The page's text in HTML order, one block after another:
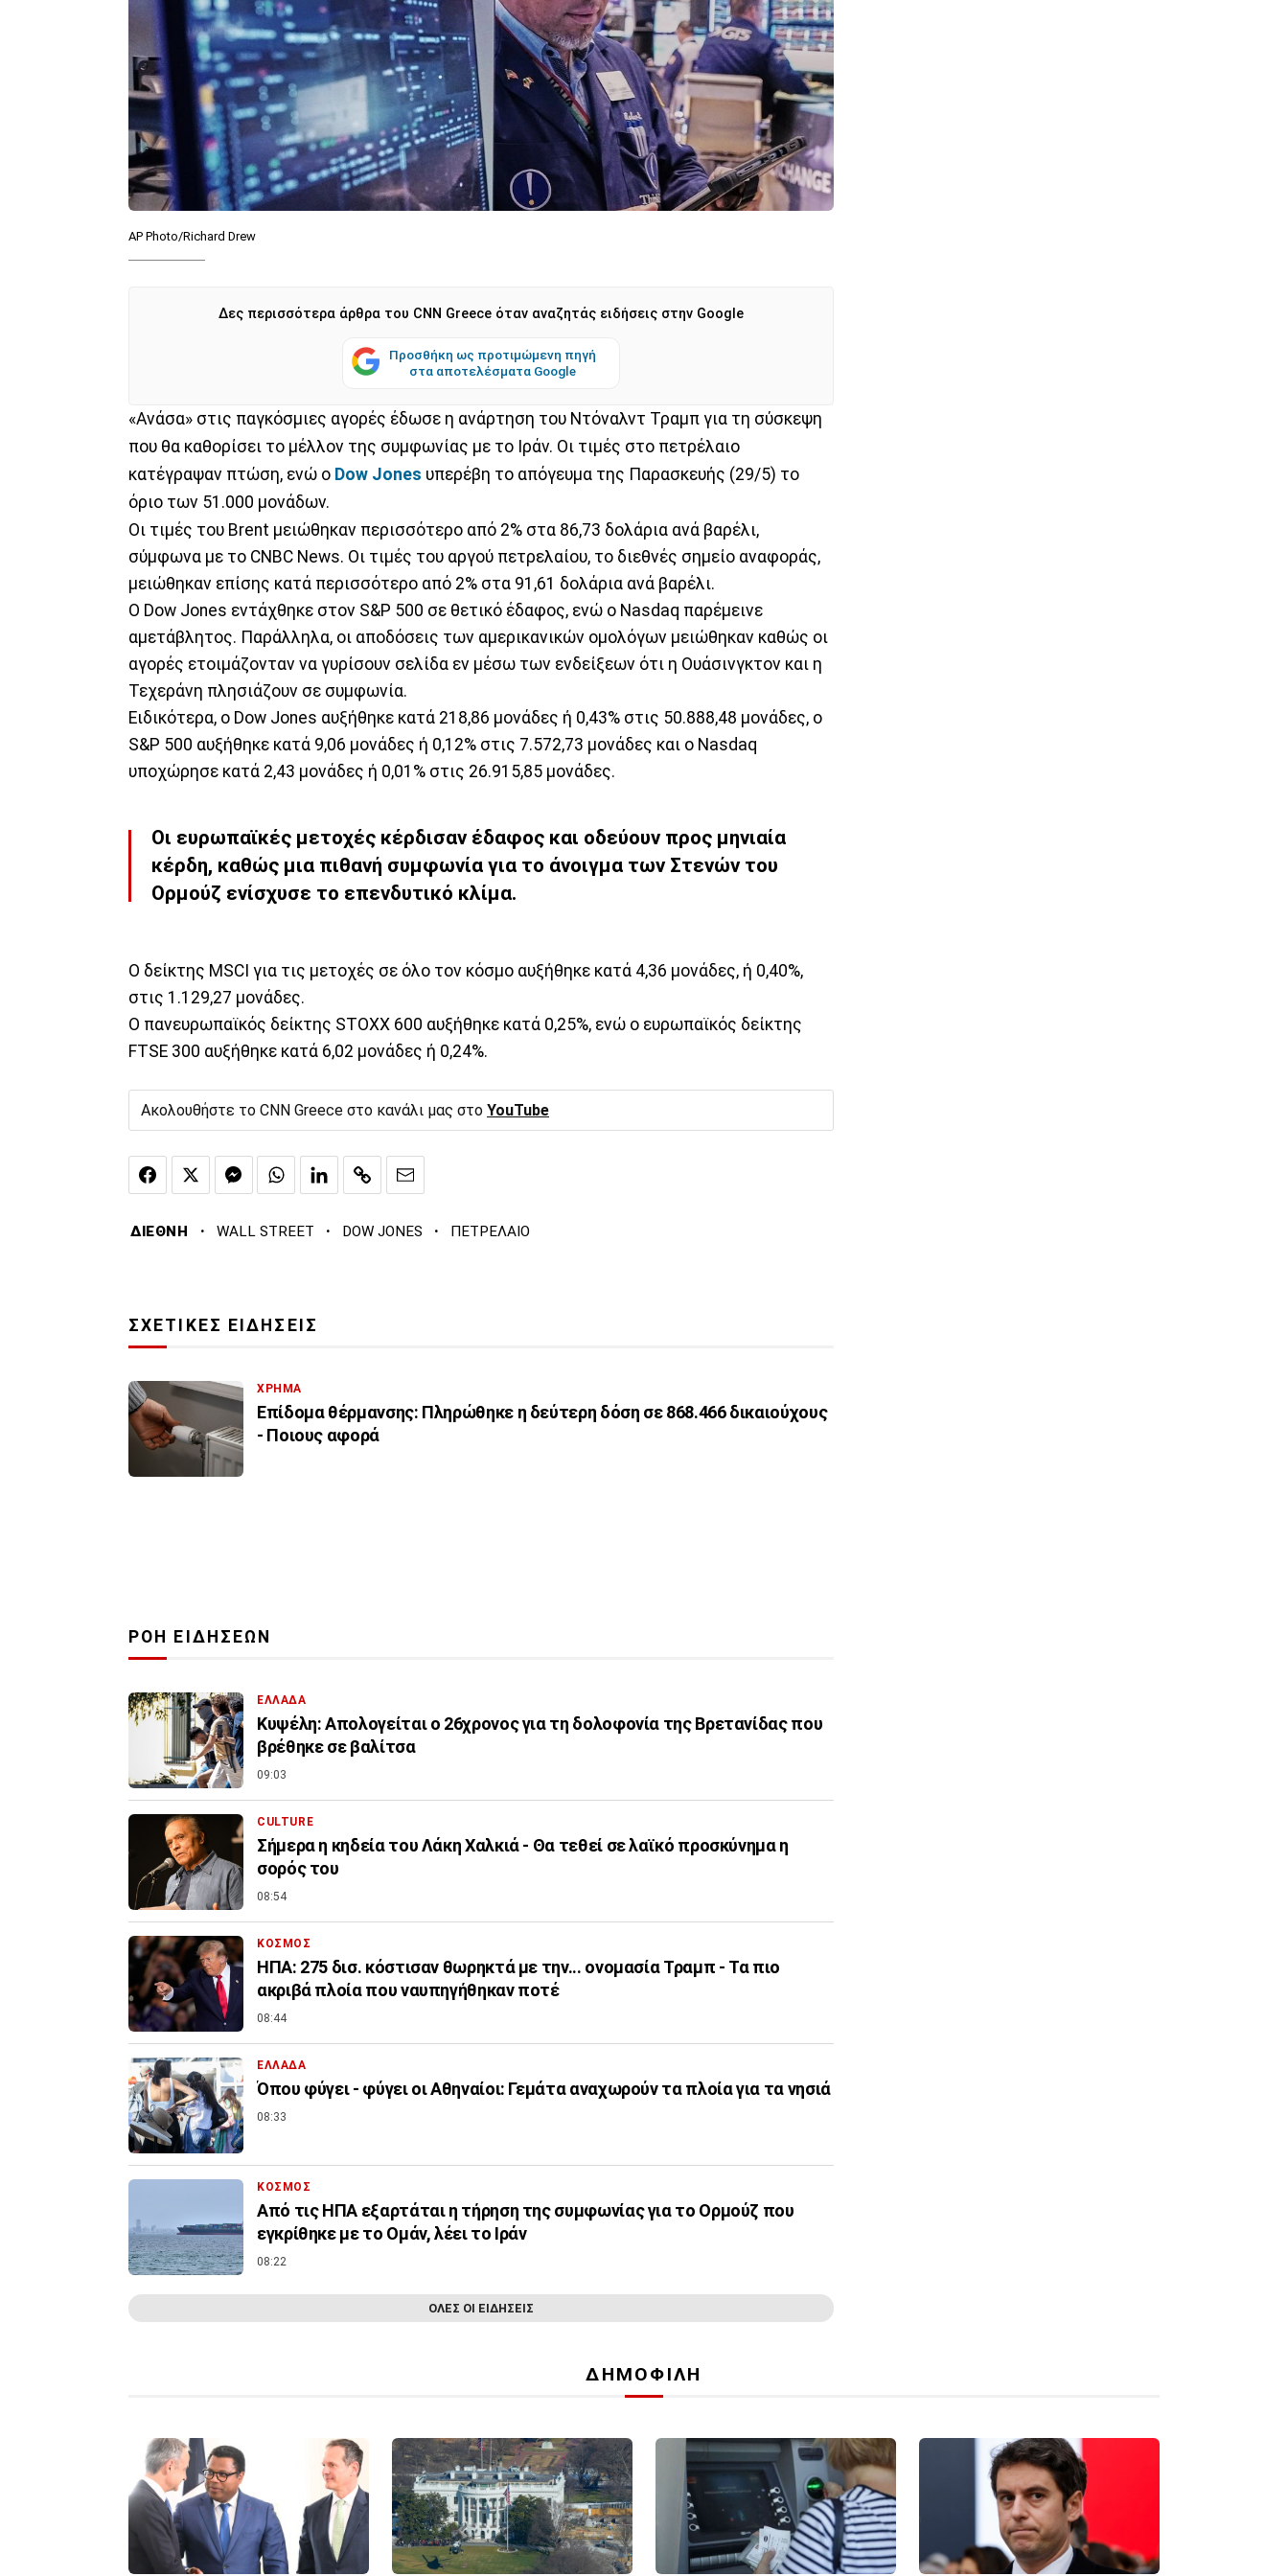
AP Photo/Richard Drew
Δες περισσότερα άρθρα του CNN Greece όταν αναζητάς ειδήσεις στην Google
Προσθήκη ως προτιμώμενη πηγή
στα αποτελέσματα Google
«Ανάσα» στις παγκόσμιες αγορές έδωσε η ανάρτηση του Ντόναλντ Τραμπ για τη σύσκεψη
που θα καθορίσει το μέλλον της συμφωνίας με το Ιράν. Οι τιμές στο πετρέλαιο
κατέγραψαν πτώση, ενώ ο Dow Jones υπερέβη το απόγευμα της Παρασκευής (29/5) το
όριο των 51.000 μονάδων.
Οι τιμές του Brent μειώθηκαν περισσότερο από 2% στα 86,73 δολάρια ανά βαρέλι,
σύμφωνα με το CNBC News. Οι τιμές του αργού πετρελαίου, το διεθνές σημείο αναφοράς,
μειώθηκαν επίσης κατά περισσότερο από 2% στα 91,61 δολάρια ανά βαρέλι.
Ο Dow Jones εντάχθηκε στον S&P 500 σε θετικό έδαφος, ενώ ο Nasdaq παρέμεινε
αμετάβλητος. Παράλληλα, οι αποδόσεις των αμερικανικών ομολόγων μειώθηκαν καθώς οι
αγορές ετοιμάζονταν να γυρίσουν σελίδα εν μέσω των ενδείξεων ότι η Ουάσινγκτον και η
Τεχεράνη πλησιάζουν σε συμφωνία.
Ειδικότερα, ο Dow Jones αυξήθηκε κατά 218,86 μονάδες ή 0,43% στις 50.888,48 μονάδες, ο
S&P 500 αυξήθηκε κατά 9,06 μονάδες ή 0,12% στις 7.572,73 μονάδες και ο Nasdaq
υποχώρησε κατά 2,43 μονάδες ή 0,01% στις 26.915,85 μονάδες.
Οι ευρωπαϊκές μετοχές κέρδισαν έδαφος και οδεύουν προς μηνιαία
κέρδη, καθώς μια πιθανή συμφωνία για το άνοιγμα των Στενών του
Ορμούζ ενίσχυσε το επενδυτικό κλίμα.
Ο δείκτης MSCI για τις μετοχές σε όλο τον κόσμο αυξήθηκε κατά 4,36 μονάδες, ή 0,40%,
στις 1.129,27 μονάδες.
Ο πανευρωπαϊκός δείκτης STOXX 600 αυξήθηκε κατά 0,25%, ενώ ο ευρωπαϊκός δείκτης
FTSE 300 αυξήθηκε κατά 6,02 μονάδες ή 0,24%.
Ακολουθήστε το CNN Greece στο κανάλι μας στο YouTube
ΔΙΕΘΝΗ · WALL STREET · DOW JONES · ΠΕΤΡΕΛΑΙΟ
ΣΧΕΤΙΚΕΣ ΕΙΔΗΣΕΙΣ
ΧΡΗΜΑ
Επίδομα θέρμανσης: Πληρώθηκε η δεύτερη δόση σε 868.466 δικαιούχους
- Ποιους αφορά
ΡΟΗ ΕΙΔΗΣΕΩΝ
ΕΛΛΑΔΑ
Κυψέλη: Απολογείται ο 26χρονος για τη δολοφονία της Βρετανίδας που
βρέθηκε σε βαλίτσα
09:03
CULTURE
Σήμερα η κηδεία του Λάκη Χαλκιά - Θα τεθεί σε λαϊκό προσκύνημα η
σορός του
08:54
ΚΟΣΜΟΣ
ΗΠΑ: 275 δισ. κόστισαν θωρηκτά με την... ονομασία Τραμπ - Τα πιο
ακριβά πλοία που ναυπηγήθηκαν ποτέ
08:44
ΕΛΛΑΔΑ
Όπου φύγει - φύγει οι Αθηναίοι: Γεμάτα αναχωρούν τα πλοία για τα νησιά
08:33
ΚΟΣΜΟΣ
Από τις ΗΠΑ εξαρτάται η τήρηση της συμφωνίας για το Ορμούζ που
εγκρίθηκε με το Ομάν, λέει το Ιράν
08:22
ΟΛΕΣ ΟΙ ΕΙΔΗΣΕΙΣ
ΔΗΜΟΦΙΛΗ